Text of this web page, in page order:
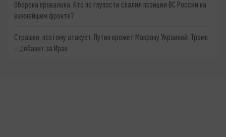
Оборона провалена. Кто по глупости спалил позиции ВС России на
важнейшем фронте?
Страшно, поэтому атакует. Путин врежет Макрону Украиной. Трамп
– добавит за Иран